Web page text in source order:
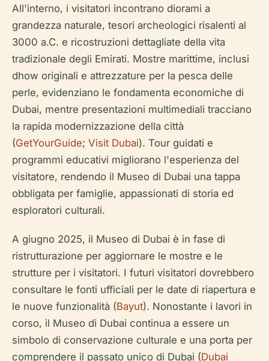
All'interno, i visitatori incontrano diorami a
grandezza naturale, tesori archeologici risalenti al
3000 a.C. e ricostruzioni dettagliate della vita
tradizionale degli Emirati. Mostre marittime, inclusi
dhow originali e attrezzature per la pesca delle
perle, evidenziano le fondamenta economiche di
Dubai, mentre presentazioni multimediali tracciano
la rapida modernizzazione della città
(GetYourGuide; Visit Dubai). Tour guidati e
programmi educativi migliorano l'esperienza del
visitatore, rendendo il Museo di Dubai una tappa
obbligata per famiglie, appassionati di storia ed
esploratori culturali.
A giugno 2025, il Museo di Dubai è in fase di
ristrutturazione per aggiornare le mostre e le
strutture per i visitatori. I futuri visitatori dovrebbero
consultare le fonti ufficiali per le date di riapertura e
le nuove funzionalità (Bayut). Nonostante i lavori in
corso, il Museo di Dubai continua a essere un
simbolo di conservazione culturale e una porta per
comprendere il passato unico di Dubai (Dubai